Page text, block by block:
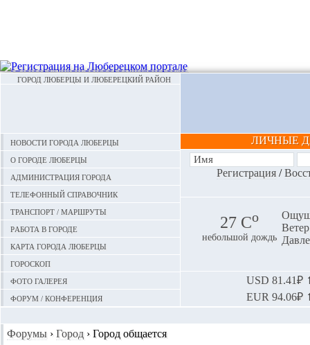
ГОРОД ЛЮБЕРЦЫ И ЛЮБЕРЕЦКИЙ РАЙОН
Новости города Люберцы
О городе Люберцы
Администрация города
Телефонный справочник
Транспорт / маршруты
Работа в городе
Карта города Люберцы
Гороскоп
Фото галерея
Форум / конференция
ЛИЧНЫЕ
Регистрация/
27 Сo
небольшой дождь
USD 81.41₽
EUR 94.06₽
Форумы › Город › Город общается